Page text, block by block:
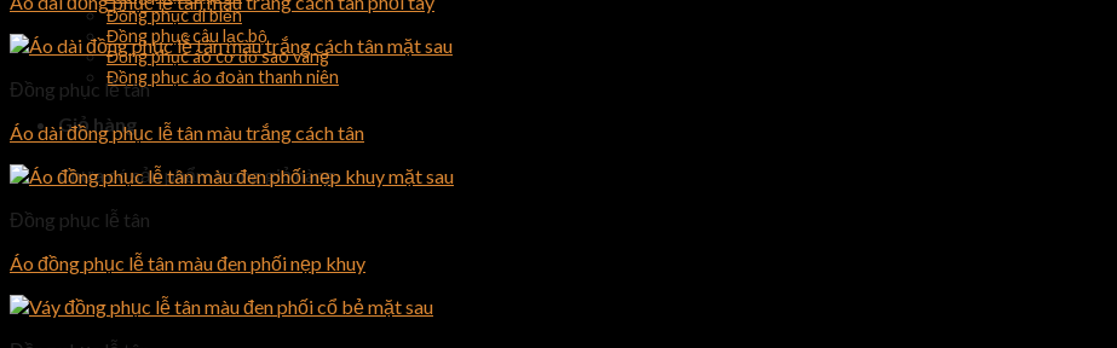
Đồng phục đi biển
Đồng phục câu lạc bộ
Đồng phục áo cờ đỏ sao vàng
Đồng phục áo đoàn thanh niên
Giỏ hàng
Chưa có sản phẩm trong giỏ hàng.
Đồng phục lễ tân
Áo dài đồng phục lễ tân màu trắng cách tân
Đồng phục lễ tân
Áo đồng phục lễ tân màu đen phối nẹp khuy